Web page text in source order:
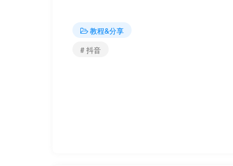
音。张南说抖音必须有边界，就像每
性。但一个产品的局限或边界是什
一个容器。不能给产品加无数功能
教程&分享
# 抖音